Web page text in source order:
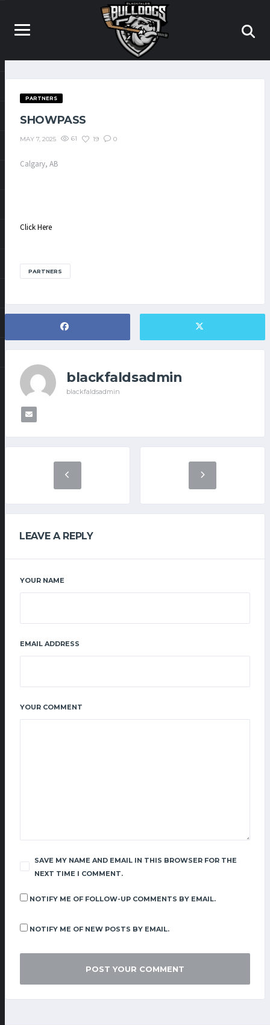
PARTNERS
SHOWPASS
MAY 7, 2025 61 19 0
Calgary, AB
Click Here
PARTNERS
blackfaldsadmin
blackfaldsadmin
LEAVE A REPLY
YOUR NAME
EMAIL ADDRESS
YOUR COMMENT
SAVE MY NAME AND EMAIL IN THIS BROWSER FOR THE
NEXT TIME I COMMENT.
NOTIFY ME OF FOLLOW-UP COMMENTS BY EMAIL.
NOTIFY ME OF NEW POSTS BY EMAIL.